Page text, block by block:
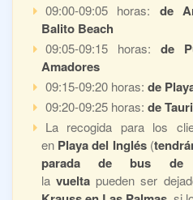
09:00-09:05 horas: de
Balito Beach
09:05-09:15 horas: de
Amadores
09:15-09:20 horas: de
09:20-09:25 horas: de
La recogida para los
en Playa del Inglés(
parada de bus de
la vuelta pueden ser